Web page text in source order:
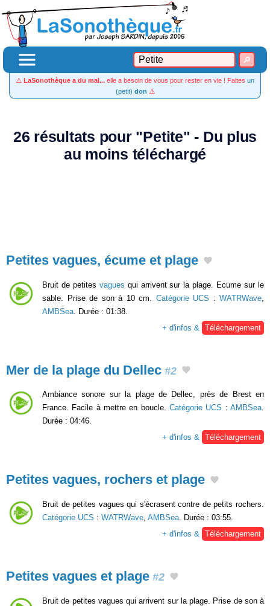
⚠️ LaSonothèque a du mal... elle a besoin de vous pour rester en vie ! Faites un
(petit) don ⚠️
26 résultats pour "Petite" - Du plus
au moins téléchargé
Petites vagues, écume et plage
Bruit de petites vagues qui arrivent sur la plage. Ecume sur le
sable. Prise de son à 10 cm. Catégorie UCS : WATRWave
AMBSea . Durée : 01:38.
+ d'infos &
Téléchargement
Mer de la plage du Dellec #2
Ambiance sonore sur la plage de Dellec, près de Brest en
France. Facile à mettre en boucle. Catégorie UCS :AMBSea.
Durée : 04:46.
+ d'infos & Téléchargement
Petites vagues, rochers et plage
Bruit de petites vagues qui s'écrasent contre de petits rochers.
Catégorie UCS : WATRWave AMBSea . Durée : 03:55.
+ d'infos &
Téléchargement
Petites vagues et plage #2
Bruit de petites vagues qui arrivent sur la plage. Prise de son à